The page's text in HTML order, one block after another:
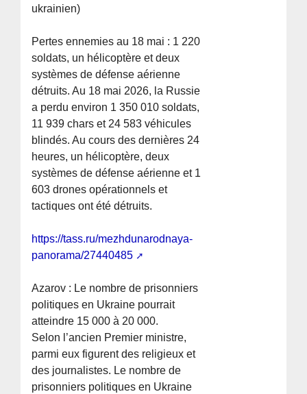
ukrainien)
Pertes ennemies au 18 mai : 1 220
soldats, un hélicoptère et deux
systèmes de défense aérienne
détruits. Au 18 mai 2026, la Russie
a perdu environ 1 350 010 soldats,
11 939 chars et 24 583 véhicules
blindés. Au cours des dernières 24
heures, un hélicoptère, deux
systèmes de défense aérienne et 1
603 drones opérationnels et
tactiques ont été détruits.
https://tass.ru/mezhdunarodnaya-
panorama/27440485
Azarov : Le nombre de prisonniers
politiques en Ukraine pourrait
atteindre 15 000 à 20 000.
Selon l’ancien Premier ministre,
parmi eux figurent des religieux et
des journalistes. Le nombre de
prisonniers politiques en Ukraine